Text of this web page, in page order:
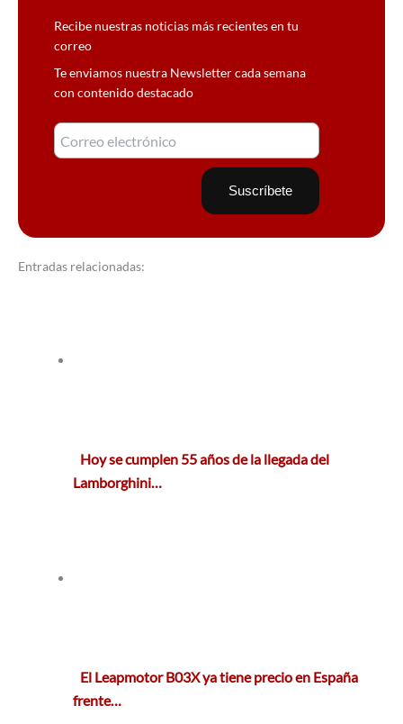
Recibe nuestras noticias más recientes en tu
correo
Te enviamos nuestra Newsletter cada semana
con contenido destacado
Entradas relacionadas:
Hoy se cumplen 55 años de la llegada del
Lamborghini…
El Leapmotor B03X ya tiene precio en España
frente…